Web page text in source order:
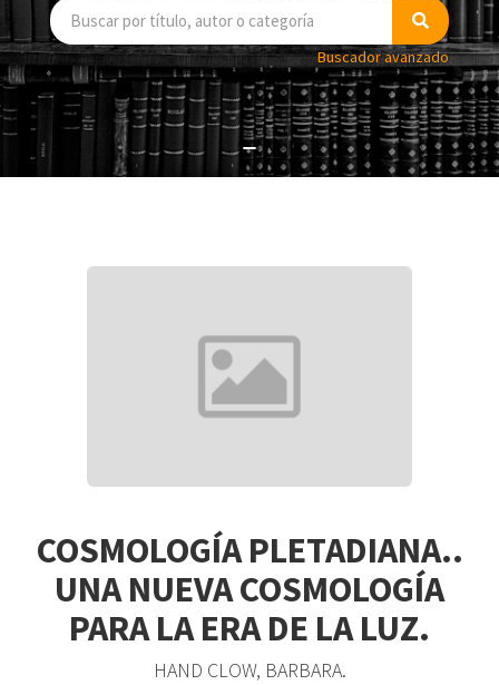
Buscador avanzado
COSMOLOGÍA PLETADIANA..
UNA NUEVA COSMOLOGÍA
PARA LA ERA DE LA LUZ.
HAND CLOW, BARBARA.